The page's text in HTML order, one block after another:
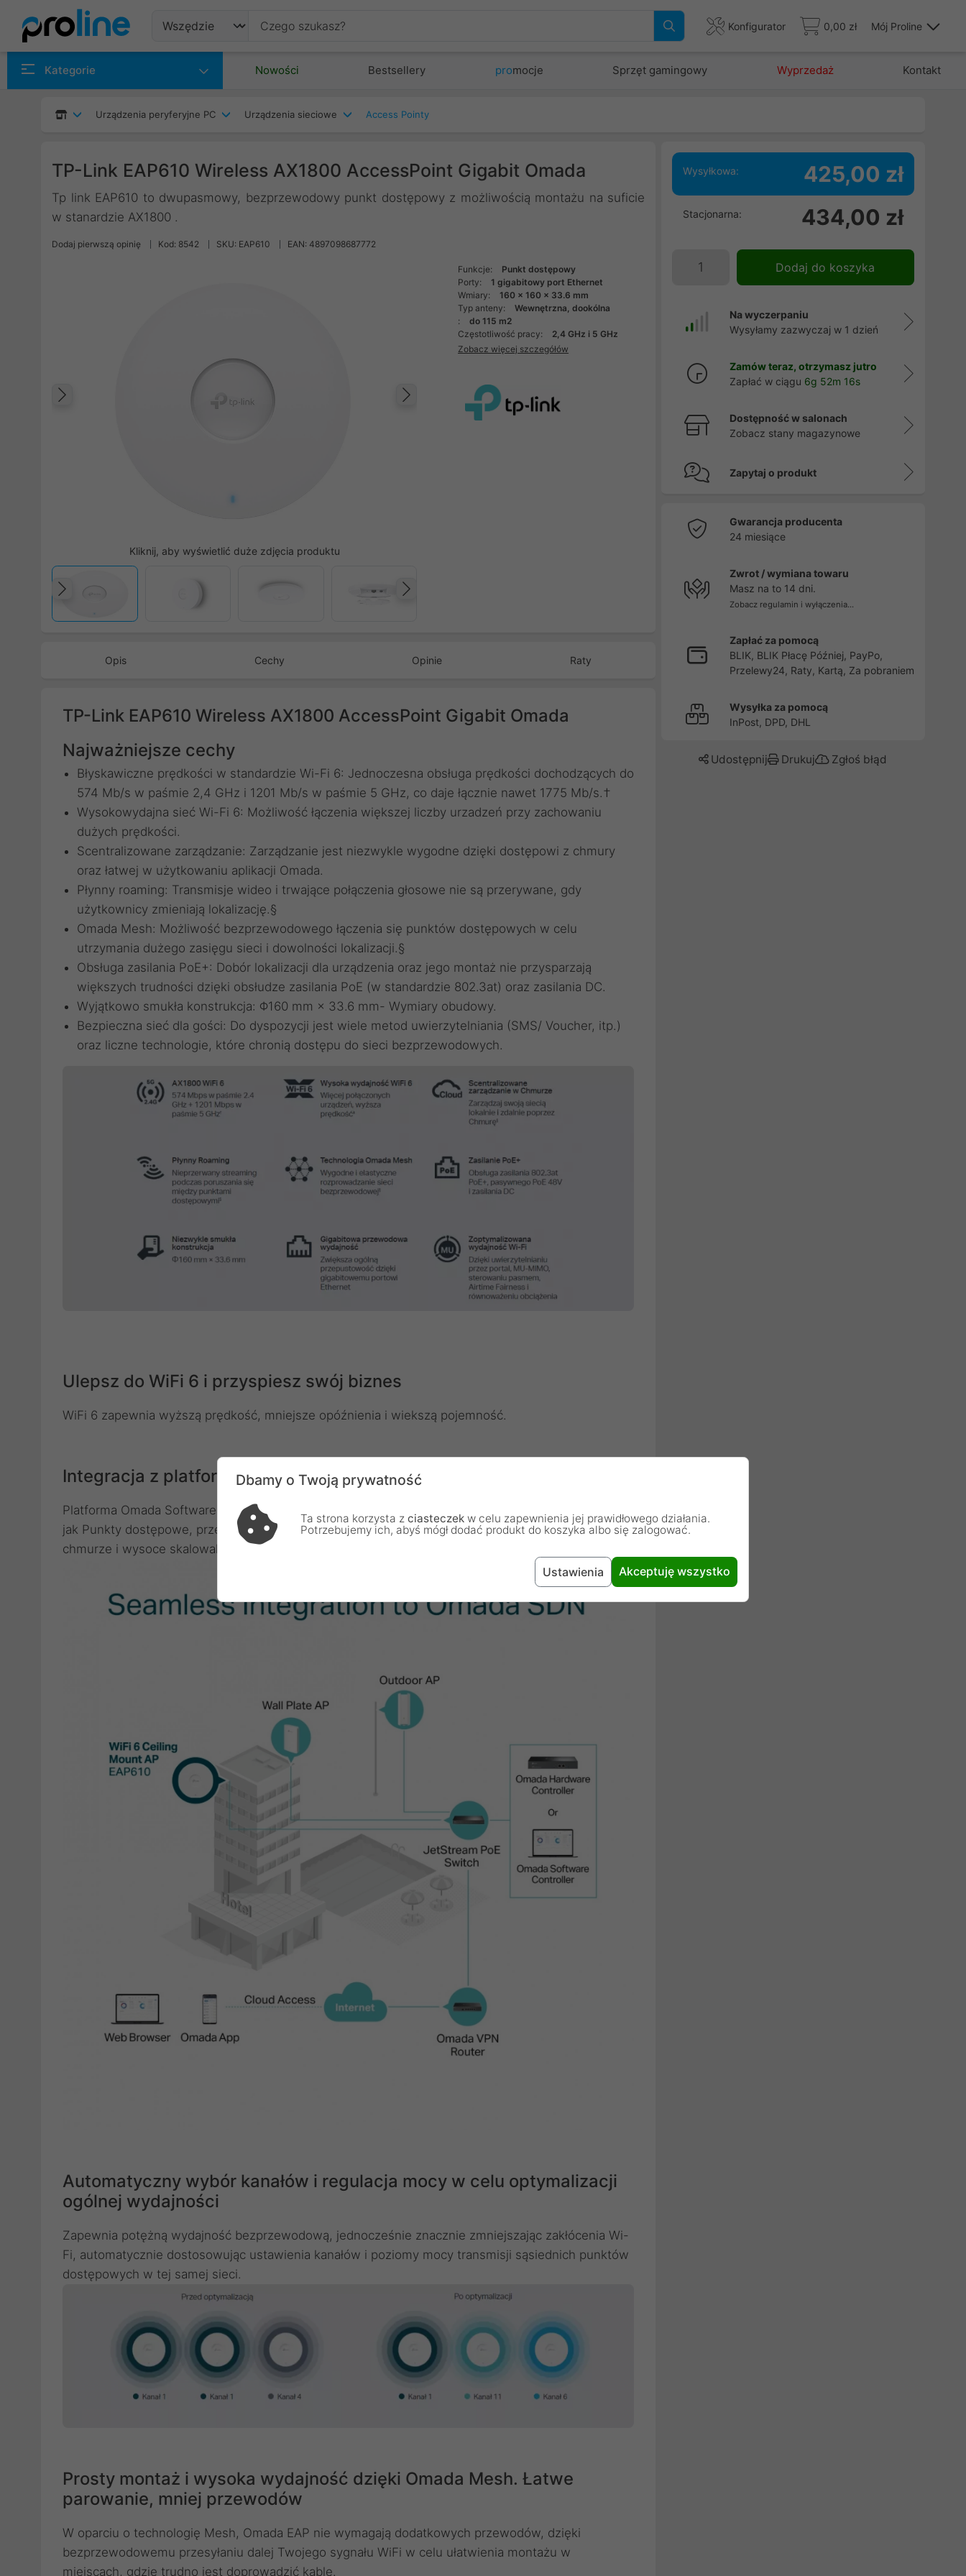
Konfigurator 0,00 zł Mój Proline
Kategorie Nowości Bestsellery promocje Sprzęt gamingowy Wyprzedaż Kontakt
Urządzenia peryferyjne PC Urządzenia sieciowe Access Pointy
TP-Link EAP610 Wireless AX1800 AccessPoint Gigabit Omada
Tp link EAP610 to dwupasmowy, bezprzewodowy punkt dostępowy z możliwością montażu na suficie
w stanardzie AX1800 .
Dodaj pierwszą opinię Kod: 8542 SKU: EAP610 EAN: 4897098687772
Następny
Kliknij, aby wyświetlić duże zdjęcia produktu
Funkcje:
Punkt dostępowy
Porty:
1 gigabitowy port Ethernet
Wmiary:
160 x 160 x 33.6 mm
Typ anteny:
Wewnętrzna, dookólna
:
do 115 m2
Częstotliwość pracy:
2,4 GHz i 5 GHz
Zobacz więcej szczegółów
Opis Cechy Opinie Raty
TP-Link EAP610 Wireless AX1800 AccessPoint Gigabit Omada
Najważniejsze cechy
Błyskawiczne prędkości w standardzie Wi-Fi 6: Jednoczesna obsługa prędkości dochodzących do
574 Mb/s w paśmie 2,4 GHz i 1201 Mb/s w paśmie 5 GHz, co daje łącznie nawet 1775 Mb/s.†
Wysokowydajna sieć Wi-Fi 6: Możliwość łączenia większej liczby urzadzeń przy zachowaniu
dużych prędkości.
Scentralizowane zarządzanie: Zarządzanie jest niezwykle wygodne dzięki dostępowi z chmury
oraz łatwej w użytkowaniu aplikacji Omada.
Płynny roaming: Transmisje wideo i trwające połączenia głosowe nie są przerywane, gdy
użytkownicy zmieniają lokalizację.§
Omada Mesh: Możliwość bezprzewodowego łączenia się punktów dostępowych w celu
utrzymania dużego zasięgu sieci i dowolności lokalizacji.§
Obsługa zasilania PoE+: Dobór lokalizacji dla urządzenia oraz jego montaż nie przysparzają
większych trudności dzięki obsłudze zasilania PoE (w standardzie 802.3at) oraz zasilania DC.
Wyjątkowo smukła konstrukcja: Φ160 mm × 33.6 mm- Wymiary obudowy.
Bezpieczna sieć dla gości: Do dyspozycji jest wiele metod uwierzytelniania (SMS/ Voucher, itp.)
oraz liczne technologie, które chronią dostępu do sieci bezprzewodowych.
Ulepsz do WiFi 6 i przyspiesz swój biznes
WiFi 6 zapewnia wyższą prędkość, mniejsze opóźnienia i wiekszą pojemność.
Integracja z platformą Omada SDN
Platforma Omada Software Defined Networking (SDN) integruje ze sobą urządzenia sieciowe takie
jak Punkty dostępowe, przełączniki i routery aby zapewnić w 100% scentralizowane zarządzanie w
chmurze i wysoce skalowalną sieć zarządzaną z jednego interfejsu.
Automatyczny wybór kanałów i regulacja mocy w celu optymalizacji
ogólnej wydajności
Zapewnia potężną wydajność bezprzewodową, jednocześnie znacznie zmniejszając zakłócenia Wi-
Fi, automatycznie dostosowując ustawienia kanałów i poziomy mocy transmisji sąsiednich punktów
dostępowych w tej samej sieci.
Prosty montaż i wysoka wydajność dzięki Omada Mesh. Łatwe
parowanie, mniej przewodów
W oparciu o technologię Mesh, Omada EAP nie wymagają dodatkowych przewodów, dzięki
bezprzewodowemu przesyłaniu dalej Twojego sygnału WiFi w celu ułatwienia montażu w
miejscach, gdzie trudno jest doprowadzić kable.
Wysyłkowa: 425,00 zł
Stacjonarna: 434,00 zł
Dodaj do koszyka
Na wyczerpaniu
Wysyłamy zazwyczaj w 1 dzień
Zamów teraz, otrzymasz jutro
Zapłać w ciągu 6g 52m 15s
Dostępność w salonach
Zobacz stany magazynowe
Zapytaj o produkt
Gwarancja producenta
24 miesiące
Zwrot / wymiana towaru
Masz na to 14 dni.
Zobacz regulamin i wyłączenia...
Zapłać za pomocą
BLIK, BLIK Płacę Później, PayPo,
Przelewy24, Raty, Kartą, Za pobraniem
Wysyłka za pomocą
InPost, DPD, DHL
Udostępnij Drukuj Zgłoś błąd
Dbamy o Twoją prywatność
Ta strona korzysta z ciasteczek w celu zapewnienia jej prawidłowego działania.
Potrzebujemy ich, abyś mógł dodać produkt do koszyka albo się zalogować.
Ustawienia Akceptuję wszystko